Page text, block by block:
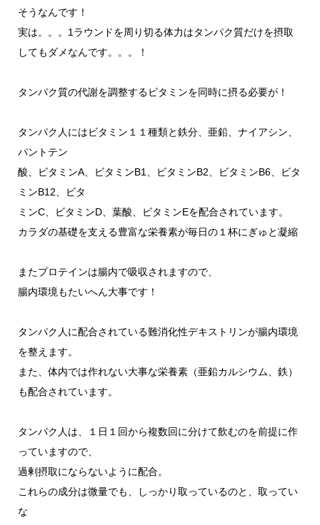
そうなんです！
実は。。。1ラウンドを周り切る体力はタンパク質だけを摂取
してもダメなんです。。。！
タンパク質の代謝を調整するビタミンを同時に摂る必要が！
タンパク人にはビタミン１１種類と鉄分、亜鉛、ナイアシン、
パントテン
酸、ビタミンA、ビタミンB1、ビタミンB2、ビタミンB6、ビタ
ミンB12、ビタ
ミンC、ビタミンD、葉酸、ビタミンEを配合されています。
カラダの基礎を支える豊富な栄養素が毎日の１杯にぎゅと凝縮
またプロテインは腸内で吸収されますので、
腸内環境もたいへん大事です！
タンパク人に配合されている難消化性デキストリンが腸内環境
を整えます。
また、体内では作れない大事な栄養素（亜鉛カルシウム、鉄）
も配合されています。
タンパク人は、１日１回から複数回に分けて飲むのを前提に作
っていますので、
過剰摂取にならないように配合。
これらの成分は微量でも、しっかり取っているのと、取ってい
な